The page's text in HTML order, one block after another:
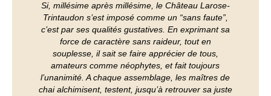
20162017
2018
20192020
2021
Si, millésime après millésime, le Château Larose-
Trintaudon s’est imposé comme un “sans faute”,
c’est par ses qualités gustatives. En exprimant sa
force de caractère sans raideur, tout en
souplesse, il sait se faire apprécier de tous,
amateurs comme néophytes, et fait toujours
l’unanimité. A chaque assemblage, les maîtres de
chai alchimisent, testent, jusqu’à retrouver sa juste